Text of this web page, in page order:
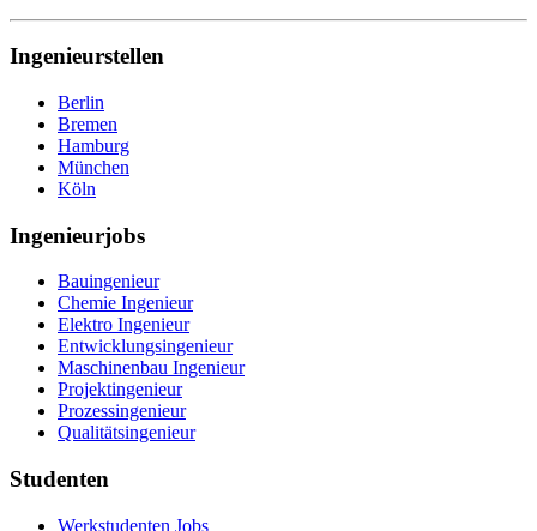
Ingenieurstellen
Berlin
Bremen
Hamburg
München
Köln
Ingenieurjobs
Bauingenieur
Chemie Ingenieur
Elektro Ingenieur
Entwicklungsingenieur
Maschinenbau Ingenieur
Projektingenieur
Prozessingenieur
Qualitätsingenieur
Studenten
Werkstudenten Jobs